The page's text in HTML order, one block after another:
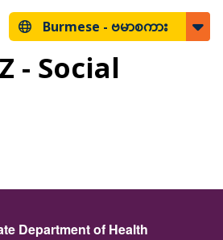
Burmese - ဗမာစကား
- Social
Department of Health